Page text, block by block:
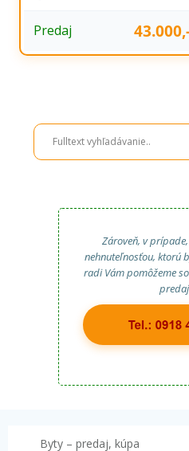
Predaj
Zároveň, v
nehnuteľnosťou, ktorú
radi Vám pomôžeme
Byty – predaj, kúpa